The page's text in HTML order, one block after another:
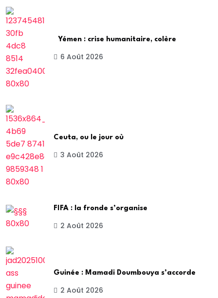
Yémen : crise humanitaire, colère
6 Août 2026
Ceuta, ou le jour où
3 Août 2026
FIFA : la fronde s’organise
2 Août 2026
Guinée : Mamadi Doumbouya s’accorde
2 Août 2026